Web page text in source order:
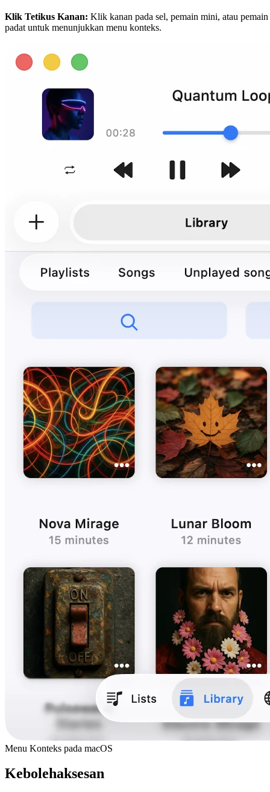
Klik Tetikus Kanan: Klik kanan pada sel, pemain mini, atau pemain
padat untuk menunjukkan menu konteks.
Menu Konteks pada macOS
Kebolehaksesan